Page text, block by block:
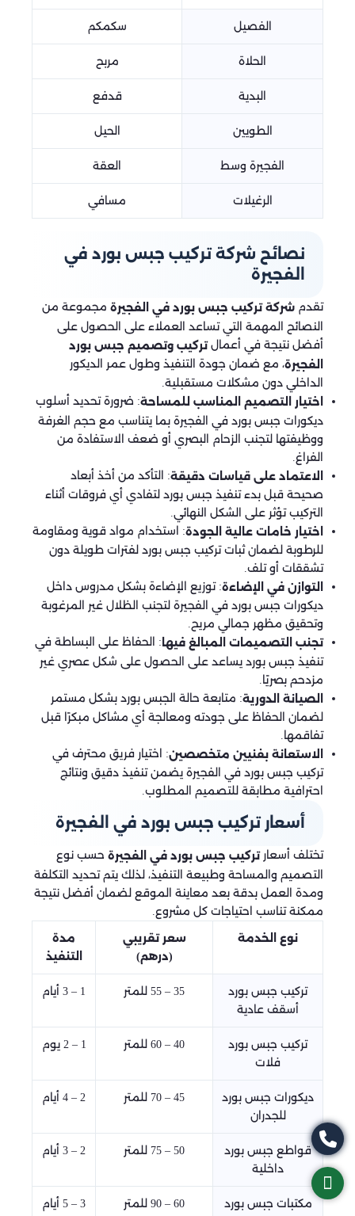
الفصيل سكمكم
الحلاة مربح
البدية قدفع
الطويين الحيل
الفجيرة وسط العقة
الرغيلات مسافي
نصائح شركة تركيب جبس بورد في
الفجيرة
تقدم شركة تركيب جبس بورد في الفجيرة مجموعة من
النصائح المهمة التي تساعد العملاء على الحصول على
أفضل نتيجة في أعمالتركيب وتصميم جبس بورد
الفجيرة، مع ضمان جودة التنفيذ وطول عمر الديكور
الداخلي دون مشكلات مستقبلية.
اختيار التصميم المناسب للمساحة: ضرورة تحديد أسلوب
ديكورات جبس بورد في الفجيرة بما يتناسب مع حجم الغرفة
ووظيفتها لتجنب الزحام البصري أو ضعف الاستفادة من
الفراغ.
الاعتماد على قياسات دقيقة: التأكد من أخذ أبعاد
صحيحة قبل بدء تنفيذ جبس بورد لتفادي أي فروقات أثناء
التركيب تؤثر على الشكل النهائي.
اختيار خامات عالية الجودة: استخدام مواد قوية ومقاومة
للرطوبة لضمان ثبات تركيب جبس بورد لفترات طويلة دون
تشققات أو تلف.
التوازن في الإضاءة: توزيع الإضاءة بشكل مدروس داخل
ديكورات جبس بورد في الفجيرة لتجنب الظلال غير المرغوبة
وتحقيق مظهر جمالي مريح.
تجنب التصميمات المبالغ فيها : الحفاظ على البساطة في
تنفيذ جبس بورد يساعد على الحصول على شكل عصري غير
مزدحم بصريًا.
الصيانة الدورية: متابعة حالة الجبس بورد بشكل مستمر
لضمان الحفاظ على جودته ومعالجة أي مشاكل مبكرًا قبل
تفاقمها.
الاستعانة بفنيين متخصصين: اختيار فريق محترف في
تركيب جبس بورد في الفجيرة يضمن تنفيذ دقيق ونتائج
احترافية مطابقة للتصميم المطلوب.
أسعار تركيب جبس بورد في الفجيرة
تختلف أسعارتركيب جبس بورد في الفجيرة حسب نوع
التصميم والمساحة وطبيعة التنفيذ، لذلك يتم تحديد التكلفة
ومدة العمل بدقة بعد معاينة الموقع لضمان أفضل نتيجة
ممكنة تناسب احتياجات كل مشروع.
نوع الخدمة
سعر تقريبي
(درهم)
مدة
التنفيذ
تركيب جبس بورد
أسقف عادية
35 – 55 للمتر 1 – 3 أيام
تركيب جبس بورد
فلات
40 – 60 للمتر 1 – 2 يوم
ديكورات جبس بورد
للجدران
45 – 70 للمتر 2 – 4 أيام
قواطع جبس بورد
داخلية
50 – 75 للمتر 2 – 3 أيام
مكتبات جبس بورد 60 – 90 للمتر 3 – 5 أيام